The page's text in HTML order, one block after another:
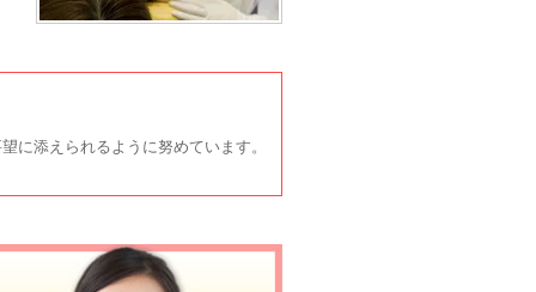
に添えられるように努めています。